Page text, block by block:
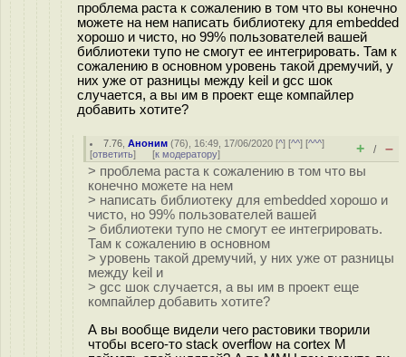
проблема раста к сожалению в том что вы конечно
можете на нем написать библиотеку для embedded
хорошо и чисто, но 99% пользователей вашей
библиотеки тупо не смогут ее интегрировать. Там к
сожалению в основном уровень такой дремучий, у
них уже от разницы между keil и gcc шок
случается, а вы им в проект еще компайлер
добавить хотите?
7.76 ,Аноним (76), 16:49, 17/06/2020 [^] [^^] [^^^]
[ответить] [к модератору] + / –
> проблема раста к сожалению в том что вы
конечно можете на нем
> написать библиотеку для embedded хорошо и
чисто, но 99% пользователей вашей
> библиотеки тупо не смогут ее интегрировать.
Там к сожалению в основном
> уровень такой дремучий, у них уже от разницы
между keil и
> gcc шок случается, а вы им в проект еще
компайлер добавить хотите?
А вы вообще видели чего растовики творили
чтобы всего-то stack overflow на cortex M